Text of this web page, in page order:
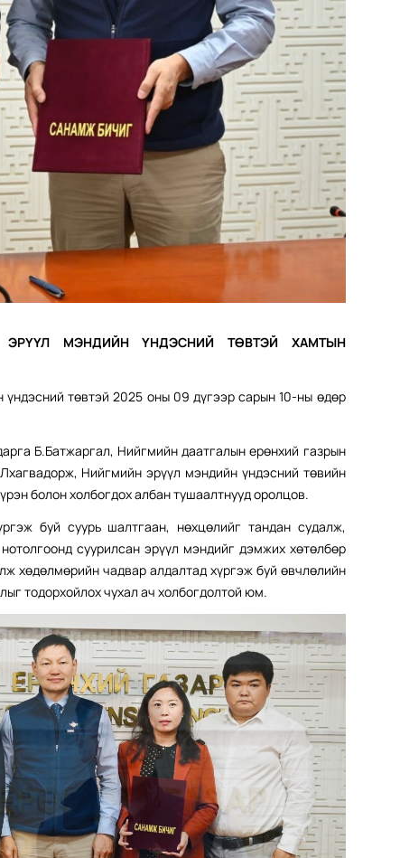
МЭНДИЙН ҮНДЭСНИЙ ТӨВТЭЙ ХАМТЫН
төвтэй 2025 оны 09 дүгээр сарын 10-ны өдөр
Б.Батжаргал, Нийгмийн даатгалын ерөнхий газрын
Нийгмийн эрүүл мэндийн үндэсний төвийн
болон холбогдох албан тушаалтнууд оролцов.
буй суурь шалтгаан, нөхцөлийг тандан судалж,
суурилсан эрүүл мэндийг дэмжих хөтөлбөр
хөдөлмөрийн чадвар алдалтад хүргэж буй өвчлөлийн
тодорхойлох чухал ач холбогдолтой юм.